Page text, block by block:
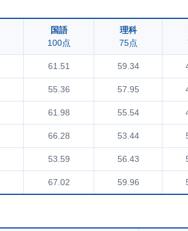
国語
100点
理科
75点
61.51 59.34
55.36 57.95
61.98 55.54
66.28 53.44
53.59 56.43
67.02 59.96